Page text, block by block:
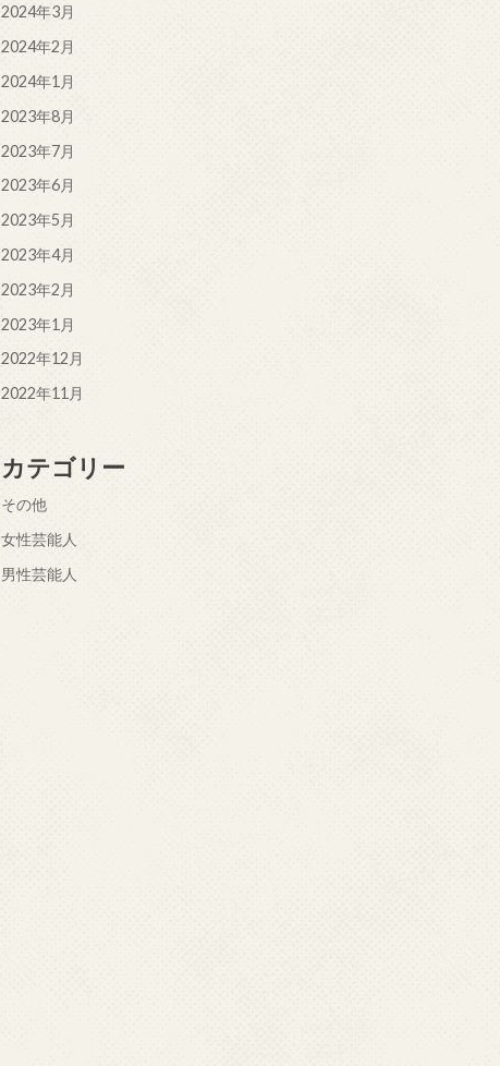
2024年3月
2024年2月
2024年1月
2023年8月
2023年7月
2023年6月
2023年5月
2023年4月
2023年2月
2023年1月
2022年12月
2022年11月
カテゴリー
その他
女性芸能人
男性芸能人